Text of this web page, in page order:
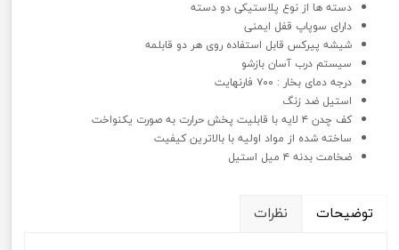
دسته ها از نوع پلاستیکی دو دسته
دارای سوپاپ قفل ایمنی
شیشه پیرکس قابل استفاده روی هر دو قابلمه
سیستم درب آسان بازشو
درجه دمای بخار : ۷۰۰ فارنهایت
استیل ضد زنگ
کف چدن ۴ لایه با قابلیت پخش حرارت به صورت یکنواخت
ساخته شده از مواد اولیه با بالاترین کیفیت
ضخامت بدنه ۴ میل استیل
توضیحات نظرات